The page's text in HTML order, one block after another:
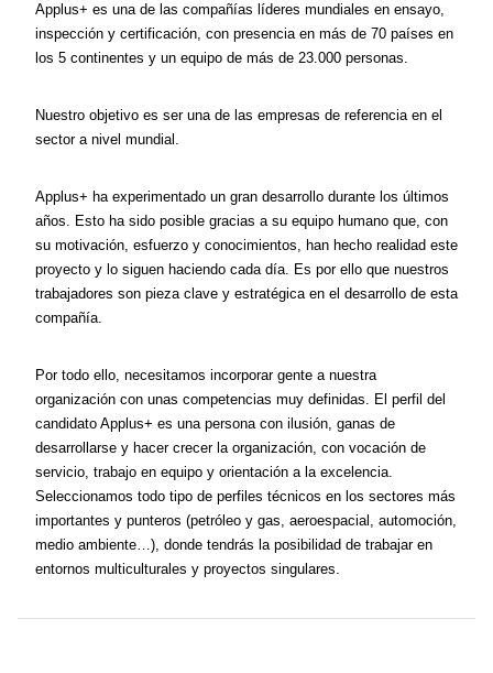
Applus+ es una de las compañías líderes mundiales en ensayo,
inspección y certificación, con presencia en más de 70 países en
los 5 continentes y un equipo de más de 23.000 personas.
Nuestro objetivo es ser una de las empresas de referencia en el
sector a nivel mundial.
Applus+ ha experimentado un gran desarrollo durante los últimos
años. Esto ha sido posible gracias a su equipo humano que, con
su motivación, esfuerzo y conocimientos, han hecho realidad este
proyecto y lo siguen haciendo cada día. Es por ello que nuestros
trabajadores son pieza clave y estratégica en el desarrollo de esta
compañía.
Por todo ello, necesitamos incorporar gente a nuestra
organización con unas competencias muy definidas. El perfil del
candidato Applus+ es una persona con ilusión, ganas de
desarrollarse y hacer crecer la organización, con vocación de
servicio, trabajo en equipo y orientación a la excelencia.
Seleccionamos todo tipo de perfiles técnicos en los sectores más
importantes y punteros (petróleo y gas, aeroespacial, automoción,
medio ambiente…), donde tendrás la posibilidad de trabajar en
entornos multiculturales y proyectos singulares.